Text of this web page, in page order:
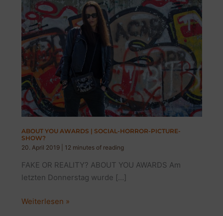
ABOUT YOU AWARDS | SOCIAL-HORROR-PICTURE-
SHOW?
20. April 2019
12 minutes of reading
FAKE OR REALITY? ABOUT YOU AWARDS Am
letzten Donnerstag wurde […]
ABOUT
Weiterlesen »